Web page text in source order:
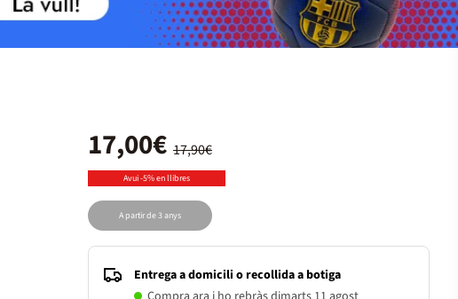
17,90€
17,00€
Avui -5% en llibres
A partir de 3 anys
Entrega a domicili o recollida a botiga